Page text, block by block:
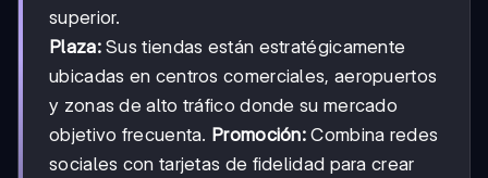
superior.
Plaza:Sus tiendas están estratégicamente
ubicadas en centros comerciales, aeropuertos
y zonas de alto tráfico donde su mercado
objetivo frecuenta. Promoción: Combina redes
sociales con tarjetas de fidelidad para crear